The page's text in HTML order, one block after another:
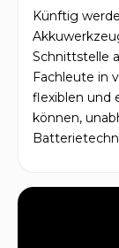
Künftig
Schnittstelle
Fachleute in
flexiblen und
können,